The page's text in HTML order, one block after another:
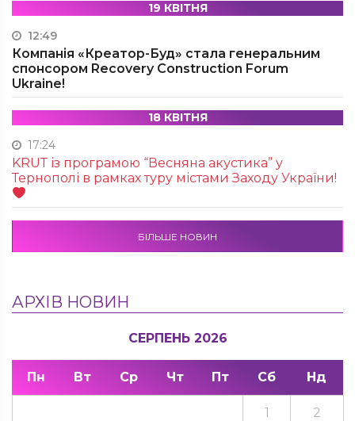
19 КВІТНЯ
12:49
Компанія «Креатор-Буд» стала генеральним
спонсором Recovery Construction Forum
Ukraine!
18 КВІТНЯ
17:24
KRUТ із програмою “Весняна акустика” у
Тернополі в рамках туру містами Заходу України!
БІЛЬШЕ НОВИН
АРХІВ НОВИН
СЕРПЕНЬ 2026
Пн Вт Ср Чт Пт Сб Нд
1 2